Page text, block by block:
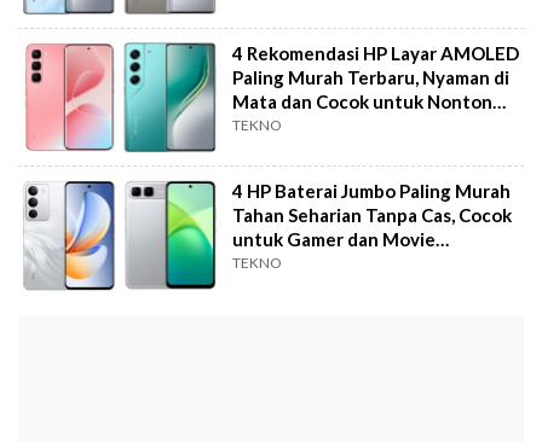
4 Rekomendasi HP Layar AMOLED
Paling Murah Terbaru, Nyaman di
Mata dan Cocok untuk Nonton
Film
TEKNO
4 HP Baterai Jumbo Paling Murah
Tahan Seharian Tanpa Cas, Cocok
untuk Gamer dan Movie
Marathon
TEKNO